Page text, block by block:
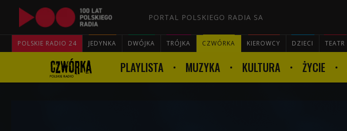
PORTAL POLSKIEGO RADIA SA
POLSKIE RADIO 24 JEDYNKA DWÓJKA TRÓJKA CZWÓRKA KIEROWCY DZIECI TEATR
PLAYLISTA MUZYKA KULTURA ŻYCIE